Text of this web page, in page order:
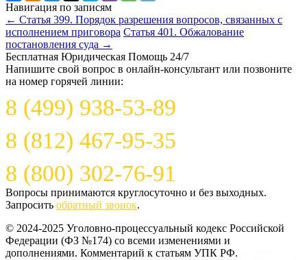
Навигация по записям
← Статья 399. Порядок разрешения вопросов, связанных с
исполнением приговора Статья 401. Обжалование
постановления суда →
Бесплатная Юридическая Помощь 24/7
Напишите свой вопрос в онлайн-консультант или позвоните
на номер горячей линии:
8 (499) 938-53-89
8 (812) 467-95-35
8 (800) 302-76-91
Вопросы принимаются круглосуточно и без выходных.
Запросить обратный звонок.
© 2024-2025 Уголовно-процессуальный кодекс Российской
Федерации (ФЗ №174) со всеми изменениями и
дополнениями. Комментарий к статьям УПК РФ.